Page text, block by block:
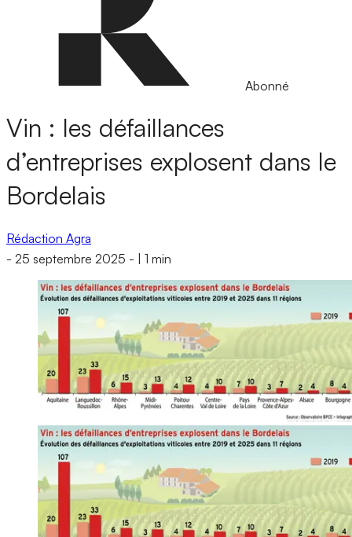
Abonné
Vin : les défaillances
d’entreprises explosent dans le
Bordelais
Rédaction Agra
- 25 septembre 2025 - 1 min